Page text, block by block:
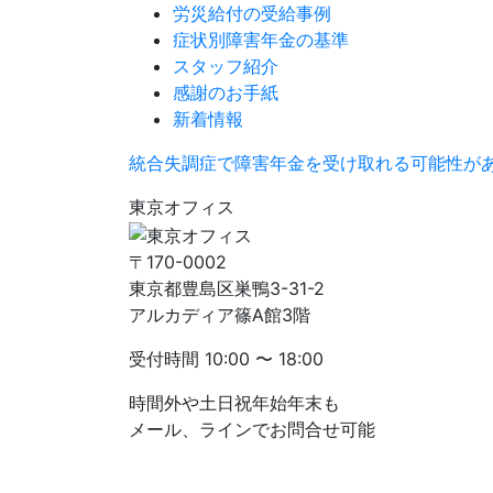
労災給付の受給事例
症状別障害年金の基準
スタッフ紹介
感謝のお手紙
新着情報
統合失調症で障害年金を受け取れる可能性が
東京オフィス
〒170-0002
東京都豊島区巣鴨3-31-2
アルカディア篠A館3階
受付時間 10:00 〜 18:00
時間外や土日祝年始年末も
メール、ラインでお問合せ可能